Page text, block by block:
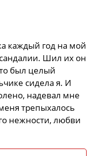
каждый год на мой
Шил их он
был целый
сидела я. И
надевал мне
трепыхалось
нежности, любви